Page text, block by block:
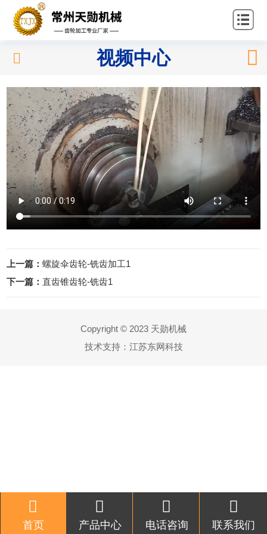
站首
关
于我
产
心
用领
域
新
闻中
心
联
系我
视频中心
上一篇：螺旋伞齿轮-铣齿加工1
下一篇：直齿锥齿轮-铣齿1
Copyright © 2023 天勋机械
技术支持： 江苏东网科技
首页 产品中心 电话咨询 联系我们